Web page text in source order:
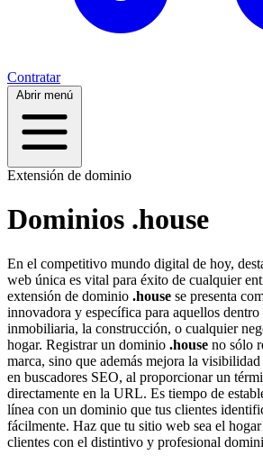
Contratar
Abrir menú
Extensión de dominio
Dominios .house
En el competitivo mundo digital de hoy,
web única es vital para éxito de cualquier
extensión de dominio .house se presenta
innovadora y específica para aquellos
inmobiliaria, la construcción, o cualquier
hogar. Registrar un dominio .house no sólo
marca, sino que además mejora la
en buscadores SEO, al proporcionar un
directamente en la URL. Es tiempo de
línea con un dominio que tus clientes
fácilmente. Haz que tu sitio web sea el
clientes con el distintivo y profesional